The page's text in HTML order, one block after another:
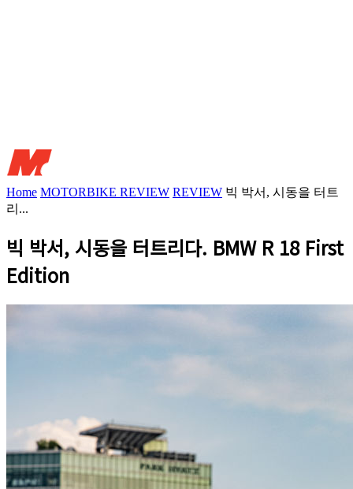
Home MOTORBIKE REVIEW REVIEW 빅 박서, 시동을 터트
리...
빅 박서, 시동을 터트리다. BMW R 18 First
Edition